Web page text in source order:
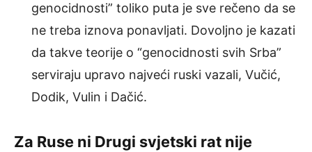
genocidnosti” toliko puta je sve rečeno da se
ne treba iznova ponavljati. Dovoljno je kazati
da takve teorije o “genocidnosti svih Srba”
serviraju upravo najveći ruski vazali, Vučić,
Dodik, Vulin i Dačić.
Za Ruse ni Drugi svjetski rat nije